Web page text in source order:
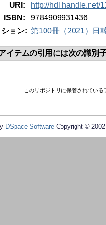
URI:
http://hdl.handle.net/
ISBN:
9784909931436
ョン: 第100冊（2021）日
イテムの引用には次の識別
このリポジトリに保管されてい
DSpace Software Copyright ©